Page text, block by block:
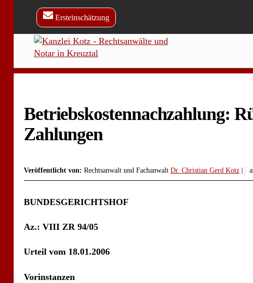
Ersteinschätzung
Betriebskostennachzahlung:
Zahlungen
Veröffentlicht von: Rechtsanwalt und Fachanwalt Dr. Christian Gerd Kotz|
BUNDESGERICHTSHOF
Az.: VIII ZR 94/05
Urteil vom 18.01.2006
Vorinstanzen